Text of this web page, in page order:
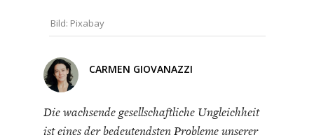
Bild: Pixabay
CARMEN GIOVANAZZI
Die wachsende gesellschaftliche Ungleichheit
ist eines der bedeutendsten Probleme unserer